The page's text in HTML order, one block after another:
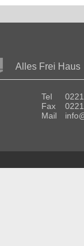
Alles Frei Haus
Tel
Fax
Mail